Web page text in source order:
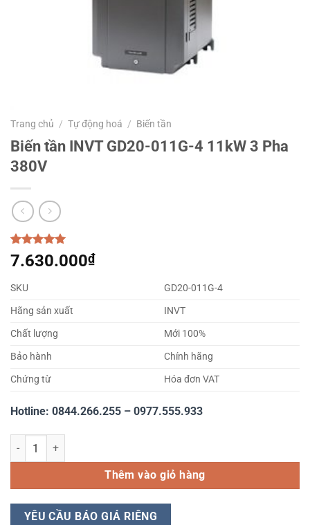
Trang chủ / Tự động hoá / Biến tần
Biến tần INVT GD20-011G-4 11kW 3 Pha
380V
5.00trên 5
dựa trên
1
7.630.000₫
SKU
GD20-011G-4
Hãng sản xuất
INVT
Chất lượng
Mới 100%
Bảo hành
Chính hãng
Chứng từ
Hóa đơn VAT
Hotline: 0844.266.255 – 0977.555.933
Biến tần INVT GD20-011G-4 11kW 3 Pha 380V số lượng
Thêm vào giỏ hàng
YÊU CẦU BÁO GIÁ RIÊNG